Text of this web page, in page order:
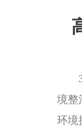
3
境整
环境